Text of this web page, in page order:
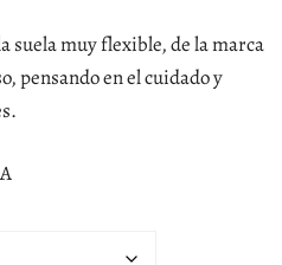
suela muy flexible, de la marca
pensando en el cuidado y